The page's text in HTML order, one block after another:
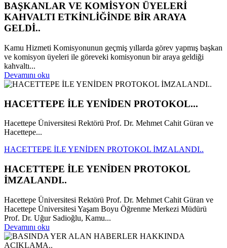
BAŞKANLAR VE KOMİSYON ÜYELERİ
KAHVALTI ETKİNLİĞİNDE BİR ARAYA
GELDİ..
Kamu Hizmeti Komisyonunun geçmiş yıllarda görev yapmış başkan
ve komisyon üyeleri ile göreveki komisyonun bir araya geldiği
kahvaltı...
Devamını oku
HACETTEPE İLE YENİDEN PROTOKOL...
Hacettepe Üniversitesi Rektörü Prof. Dr. Mehmet Cahit Güran ve
Hacettepe...
HACETTEPE İLE YENİDEN PROTOKOL İMZALANDI..
HACETTEPE İLE YENİDEN PROTOKOL
İMZALANDI..
Hacettepe Üniversitesi Rektörü Prof. Dr. Mehmet Cahit Güran ve
Hacettepe Üniversitesi Yaşam Boyu Öğrenme Merkezi Müdürü
Prof. Dr. Uğur Sadioğlu, Kamu...
Devamını oku